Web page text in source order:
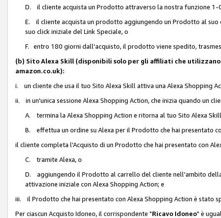
D. il cliente acquista un Prodotto attraverso la nostra funzione 1-
E. il cliente acquista un prodotto aggiungendo un Prodotto al
suo click iniziale del Link Speciale, o
F. entro 180 giorni dall'acquisto, il prodotto viene spedito,
(b) Sito Alexa Skill (disponibili solo per gli affiliati che
amazon.co.uk):
i. un cliente che usa il tuo Sito Alexa Skill attiva una Alexa Shopping
ii. in un'unica sessione Alexa Shopping Action, che inizia quando un
A. termina la Alexa Shopping Action e ritorna al tuo Sito Alexa
B. effettua un ordine su Alexa per il Prodotto che hai presentato
il cliente completa l'Acquisto di un Prodotto che hai presentato con
C. tramite Alexa, o
D. aggiungendo il Prodotto al carrello del cliente nell'ambito
attivazione iniziale con Alexa Shopping Action; e
iii. il Prodotto che hai presentato con Alexa Shopping Action è stato
Per ciascun Acquisto Idoneo, il corrispondente "Ricavo Idoneo" è